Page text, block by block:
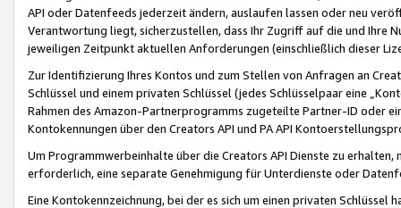
API oder Datenfeeds jederzeit ändern, auslaufen lassen oder neu
Verantwortung liegt, sicherzustellen, dass Ihr Zugriff auf die und Ihre
jeweiligen Zeitpunkt aktuellen Anforderungen (einschließlich dieser
Zur Identifizierung Ihres Kontos und zum Stellen von Anfragen an
Schlüssel und einem privaten Schlüssel (jedes Schlüsselpaar eine
Rahmen des Amazon-Partnerprogramms zugeteilte Partner-ID oder
Kontokennungen über den Creators API und PA API
Um Programmwerbeinhalte über die Creators API Dienste zu
erforderlich, eine separate Genehmigung für Unterdienste oder
Eine Kontokennzeichnung, bei der es sich um einen privaten